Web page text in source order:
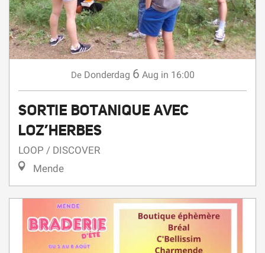
De Donderdag 6 Aug in 16:00
SORTIE BOTANIQUE AVEC
LOZ’HERBES
LOOP / DISCOVER
Mende